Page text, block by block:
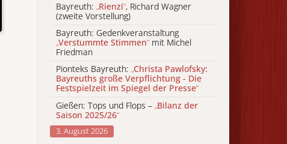
Bayreuth: „Rienzi“, Richard Wagner
(zweite Vorstellung)
Bayreuth: Gedenkveranstaltung
„Verstummte Stimmen“ mit Michel
Friedman
Pionteks Bayreuth: „Christa Pawlofsky:
Bayreuths große Verpflichtung - Die
Festspielzeit im Spiegel der Presse“
Gießen: Tops und Flops – „Bilanz der
Saison 2025/26“
3. August 2026